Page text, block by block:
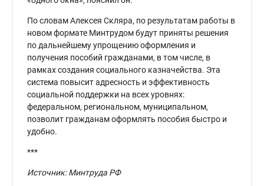
По словам Алексея Скляра, по результатам работы в
новом формате Минтрудом будут приняты решения
по дальнейшему упрощению оформления и
получения пособий гражданами, в том числе, в
рамках создания социального казначейства. Эта
система повысит адресность и эффективность
социальной поддержки на всех уровнях:
федеральном, региональном, муниципальном,
позволит гражданам оформлять пособия быстро и
удобно.
***
Источник: Минтруда РФ